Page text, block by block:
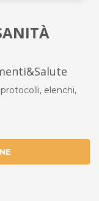
elenchi,